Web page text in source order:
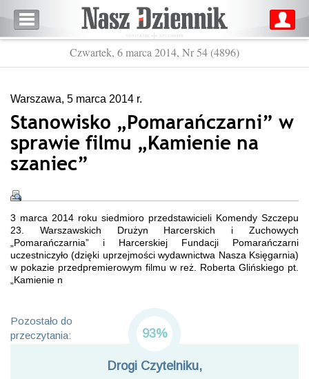
Czwartek, 6 marca 2014, Nr 54 (4896)
Warszawa, 5 marca 2014 r.
Stanowisko „Pomarańczarni” w
sprawie filmu „Kamienie na
szaniec”
3 marca 2014 roku siedmioro przedstawicieli Komendy Szczepu
23. Warszawskich Drużyn Harcerskich i Zuchowych
„Pomarańczarnia” i Harcerskiej Fundacji Pomarańczarni
uczestniczyło (dzięki uprzejmości wydawnictwa Nasza Księgarnia)
w pokazie przedpremierowym filmu w reż. Roberta Glińskiego pt.
„Kamienie n
Pozostało do
przeczytania:
93%
Drogi Czytelniku,